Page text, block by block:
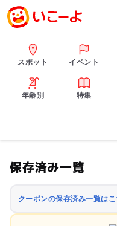
スポット イベント
年齢別 特集
保存済み一覧
クーポンの保存済み一覧はこ